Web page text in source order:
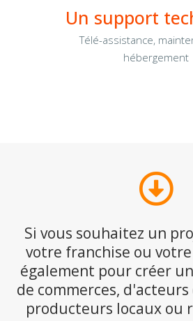
Un support
Télé-assistance,
hébergement
Si vous souhaitez un
votre franchise ou
également pour créer
de commerces,
producteurs locaux ou